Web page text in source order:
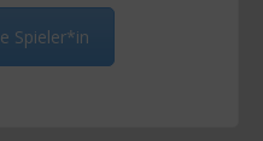
Spieler*in